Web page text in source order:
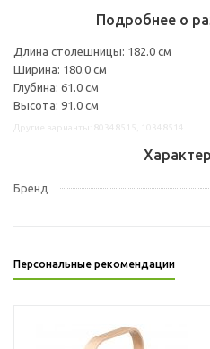
Подробнее о
Длина столешницы: 182.0 см
Ширина: 180.0 см
Глубина: 61.0 см
Высота: 91.0 см
Бренд
Персональные рекомендации